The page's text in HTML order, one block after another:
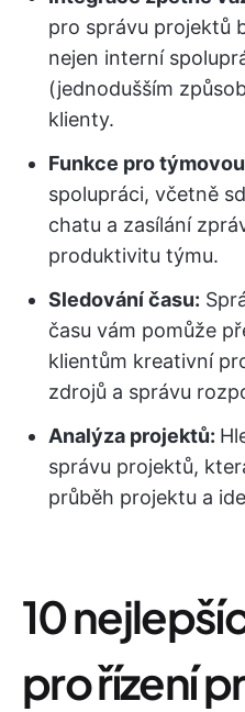
pro správu projektů
nejen interní
(jednodušším
klienty.
Funkce pro
spolupráci, včetně
chatu a zasílání
produktivitu týmu.
Sledování času:
času vám pomůže
klientům kreativní
zdrojů a správu
Analýza projektů:
správu projektů,
průběh projektu a
10
pro řízení